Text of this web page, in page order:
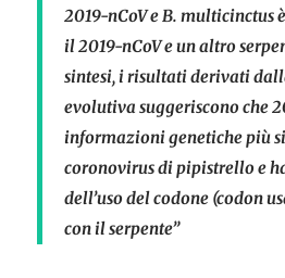
2019-nCoV e B. multicinctus
il 2019-nCoV e un altro
sintesi, i risultati derivati
evolutiva suggeriscono che
informazioni genetiche più
coronovirus di pipistrello e
dell’uso del codone (codon
con il serpente”